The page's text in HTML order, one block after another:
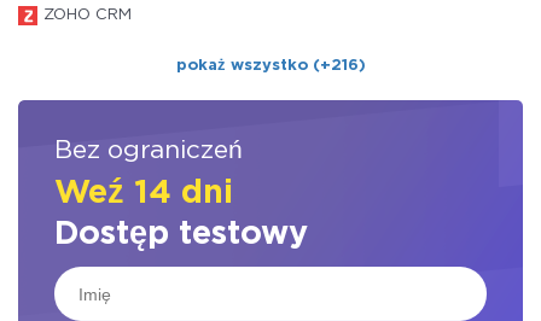
ZOHO CRM
pokaż wszystko (+216)
Bez ograniczeń
Weź 14 dni
Dostęp testowy